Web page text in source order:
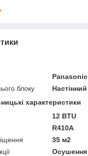
Panasonic
блоку
Настінний
характеристики
12 BTU
R410A
35 м2
Осушення